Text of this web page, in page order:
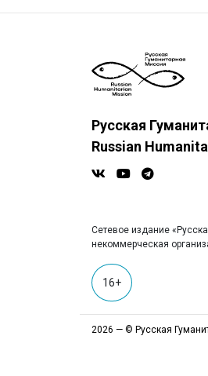
Русская
Russian
Сетевое издание
некоммерческая
16+
2026 — © Русская